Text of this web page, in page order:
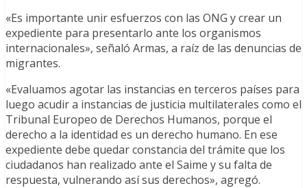
«Es importante unir esfuerzos con las ONG y crear un
expediente para presentarlo ante los organismos
internacionales», señaló Armas, a raíz de las denuncias de
migrantes.
«Evaluamos agotar las instancias en terceros países para
luego acudir a instancias de justicia multilaterales como el
Tribunal Europeo de Derechos Humanos, porque el
derecho a la identidad es un derecho humano. En ese
expediente debe quedar constancia del trámite que los
ciudadanos han realizado ante el Saime y su falta de
respuesta, vulnerando así sus derechos», agregó.